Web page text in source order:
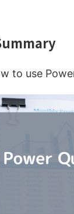
to use